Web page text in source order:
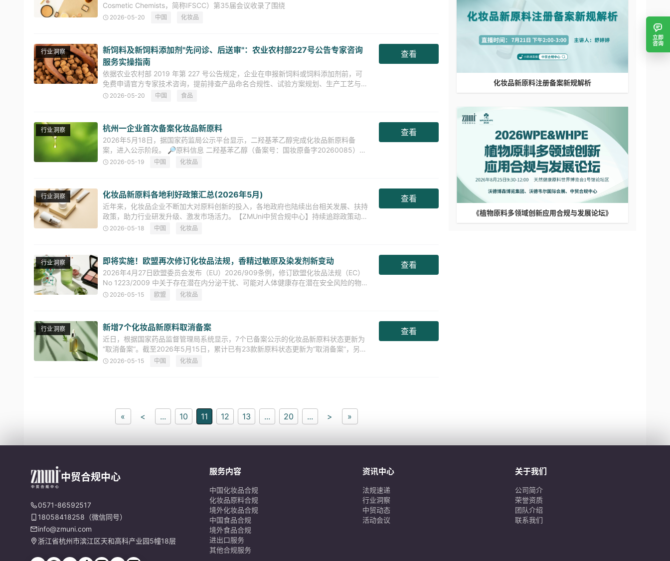
Cosmetic Chemists，简称IFSCC）第35届会议收录了围绕
2026-05-20 中国 化妆品
行业洞察
新饲料及新饲料添加剂"先问诊、后送审"：农业农村部227号公告专家咨询
服务实操指南
依据农业农村部 2019 年第 227 号公告规定，企业在申报新饲料或饲料添加剂前，可
免费申请官方专家技术咨询，提前排查产品命名合规性、试验方案规划、生产工艺与质
量标准等关键合规要点，有效降低申报驳回
2026-05-20 中国 食品
查看
行业洞察 杭州一企业首次备案化妆品新原料
2026年5月18日，据国家药监局公示平台显示，二羟基苯乙醇完成化妆品新原料备
案，进入公示阶段。 🔎原料信息 二羟基苯乙醇（备案号：国妆原备字20260085），
由浙江熙正霖生物科技有限公司备案。目前
2026-05-19 中国 化妆品
查看
行业洞察 化妆品新原料各地利好政策汇总(2026年5月)
近年来，化妆品企业不断加大对原料创新的投入，各地政府也陆续出台相关发展、扶持
政策，助力行业研发升级、激发市场活力。【ZMUni中贸合规中心】持续追踪政策动
态，本期为您带来截止至2026年5月中旬的最新
2026-05-18 中国 化妆品
查看
行业洞察 即将实施！欧盟再次修订化妆品法规，香精过敏原及染发剂新变动
2026年4月27日欧盟委员会发布（EU）2026/909条例，修订欧盟化妆品法规（EC）
No 1223/2009 中关于存在潜在内分泌干扰、可能对人体健康存在潜在安全风险的物
质、限用物质、紫外线过滤
2026-05-15 欧盟 化妆品
查看
行业洞察 新增7个化妆品新原料取消备案
近日，根据国家药品监督管理局系统显示，7个已备案公示的化妆品新原料状态更新为
“取消备案”。截至2026年5月15日，累计已有23款新原料状态更新为“取消备案”，另有
7款原料状态更新为“已注销”，合计3
2026-05-15 中国 化妆品
查看
« < ... 10 11 12 13 ... 20 ... > »
化妆品新原料注册备案新规解析
《植物原料多领域创新应用合规与发展论坛》
立即
咨询
中贸合规中心
0571-86592517
18058418258（微信同号）
info@zmuni.com
浙江省杭州市滨江区天和高科产业园5幢18层
服务内容
中国化妆品合规
化妆品原料合规
境外化妆品合规
中国食品合规
境外食品合规
进出口服务
其他合规服务
资讯中心
法规速递
行业洞察
中贸动态
活动会议
关于我们
公司简介
荣誉资质
团队介绍
联系我们